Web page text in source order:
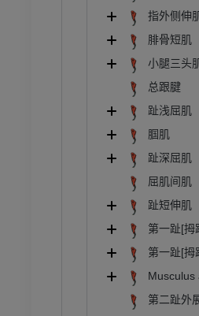
指外侧伸
腓骨短肌
小腿三头
总跟腱
趾浅屈肌
腘肌
趾深屈肌
屈肌间肌
趾短伸肌
第一趾[拇
第一趾[拇
Musculus
第二趾外